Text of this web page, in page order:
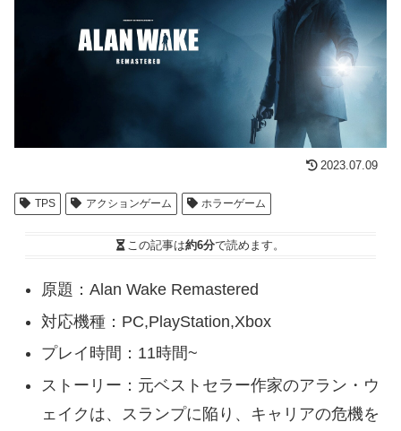
2023.07.09
TPS アクションゲーム ホラーゲーム
この記事は約6分で読めます。
原題：Alan Wake Remastered
対応機種：PC,PlayStation,Xbox
プレイ時間：11時間~
ストーリー：元ベストセラー作家のアラン・ウ
ェイクは、スランプに陥り、キャリアの危機を